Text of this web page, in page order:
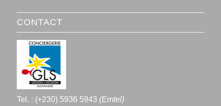
CONTACT
Tel. : (+230) 5936 5943 (Emtel)